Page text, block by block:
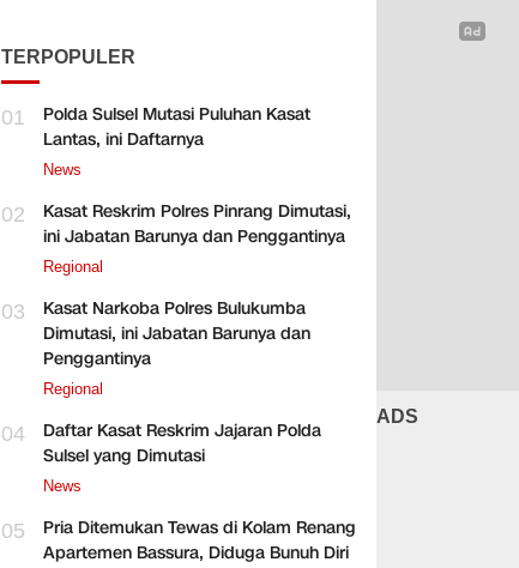
TERPOPULER
01
Polda Sulsel Mutasi Puluhan Kasat
Lantas, ini Daftarnya
News
02
Kasat Reskrim Polres Pinrang Dimutasi,
ini Jabatan Barunya dan Penggantinya
Regional
03
Kasat Narkoba Polres Bulukumba
Dimutasi, ini Jabatan Barunya dan
Penggantinya
Regional
04
Daftar Kasat Reskrim Jajaran Polda
Sulsel yang Dimutasi
News
05
Pria Ditemukan Tewas di Kolam Renang
Apartemen Bassura, Diduga Bunuh Diri
ADS